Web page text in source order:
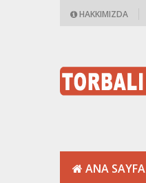
HAKKIMIZDA
ANA SAYFA